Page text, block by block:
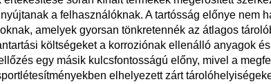
a felhasználóknak. A tartósság előnye nem
amelyek gyorsan tönkretennék az átlagos
költségeket a korroziónak ellenálló anyagok
egy másik kulcsfontosságú előny, mivel a
elhelyezett zárt